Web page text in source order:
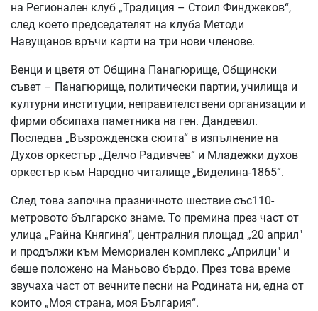
на Регионален клуб „Традиция – Стоил Финджеков“,
след което председателят на клуба Методи
Навущанов връчи карти на три нови членове.
Венци и цветя от Община Панагюрище, Общински
съвет – Панагюрище, политически партии, училища и
културни институции, неправителствени организации и
фирми обсипаха паметника на ген. Дандевил.
Последва „Възрожденска сюита“ в изпълнение на
Духов оркестър „Делчо Радивчев“ и Младежки духов
оркестър към Народно читалище „Виделина-1865“.
След това започна празничното шествие със110-
метровото българско знаме. То премина през част от
улица „Райна Княгиня", централния площад „20 април"
и продължи към Мемориален комплекс „Априлци" и
беше положено на Маньово бърдо. През това време
звучаха част от вечните песни на Родината ни, една от
които „Моя страна, моя България“.